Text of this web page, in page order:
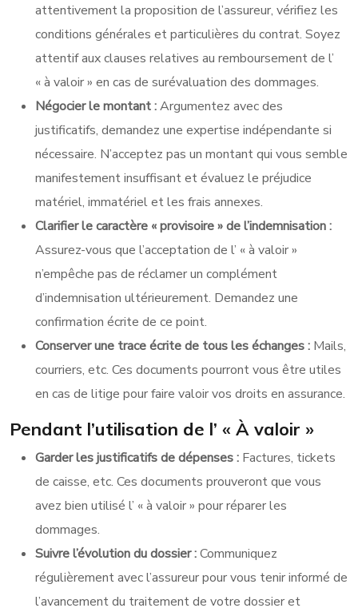
attentivement la proposition de l’assureur, vérifiez les
conditions générales et particulières du contrat. Soyez
attentif aux clauses relatives au remboursement de l’
« à valoir » en cas de surévaluation des dommages.
Négocier le montant :Argumentez avec des
justificatifs, demandez une expertise indépendante si
nécessaire. N’acceptez pas un montant qui vous semble
manifestement insuffisant et évaluez le préjudice
matériel, immatériel et les frais annexes.
Clarifier le caractère « provisoire » de l’indemnisation :
Assurez-vous que l’acceptation de l’ « à valoir »
n’empêche pas de réclamer un complément
d’indemnisation ultérieurement. Demandez une
confirmation écrite de ce point.
Conserver une trace écrite de tous les échanges : Mails,
courriers, etc. Ces documents pourront vous être utiles
en cas de litige pour faire valoir vos droits en assurance.
Pendant l’utilisation de l’ « À valoir »
Garder les justificatifs de dépenses : Factures, tickets
de caisse, etc. Ces documents prouveront que vous
avez bien utilisé l’ « à valoir » pour réparer les
dommages.
Suivre l’évolution du dossier :Communiquez
régulièrement avec l’assureur pour vous tenir informé de
l’avancement du traitement de votre dossier et